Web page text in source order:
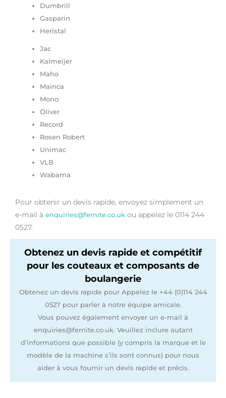
Dumbrill
Gasparin
Heristal
Jac
Kalmeijer
Maho
Mainca
Mono
Oliver
Record
Rosen Robert
Unimac
VLB
Wabama
Pour obtenir un devis rapide, envoyez simplement un
e-mail à enquiries@fernite.co.uk ou appelez le 0114 244
0527.
Obtenez un devis rapide et compétitif
pour les couteaux et composants de
boulangerie
Obtenez un devis rapide pour Appelez le +44 (0)114 244
0527 pour parler à notre équipe amicale.
Vous pouvez également envoyer un e-mail à
enquiries@fernite.co.uk. Veuillez inclure autant
d’informations que possible (y compris la marque et le
modèle de la machine s’ils sont connus) pour nous
aider à vous fournir un devis rapide et précis.